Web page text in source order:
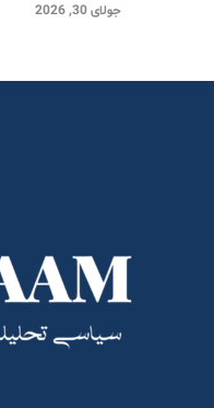
جولای 30, 2026